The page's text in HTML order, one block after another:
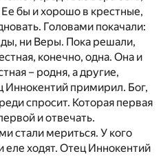
бы и хорошо в крестные,
Головами покачали:
ни Веры. Пока решали,
конечно, одна. Она и
– родня, а другие,
Иннокентий примирил. Бог,
спросит. Которая первая
и отвечать.
стали мериться. У кого
еле ходят. Отец Иннокентий